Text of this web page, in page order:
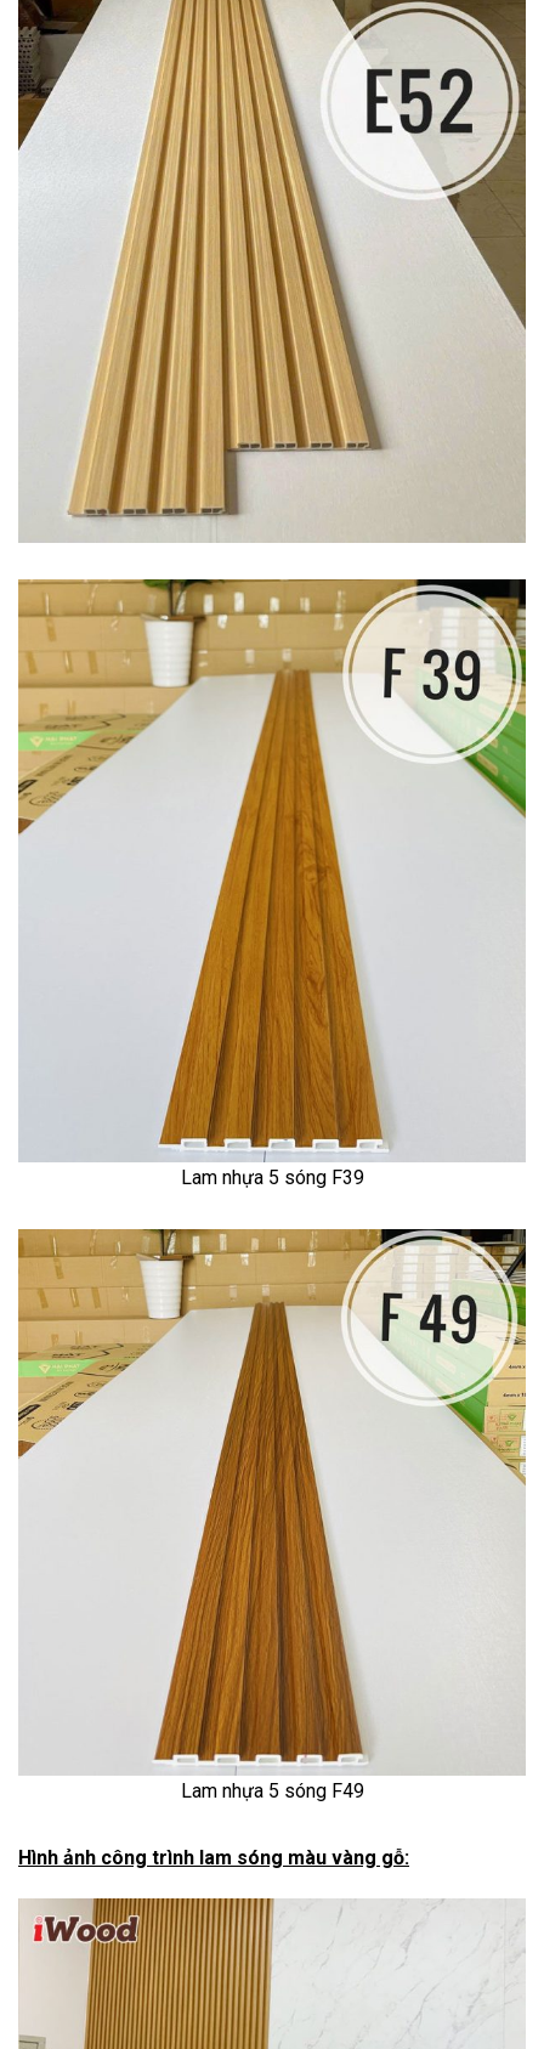
Lam nhựa 5 sóng F39
Lam nhựa 5 sóng F49
Hình ảnh công trình lam sóng màu vàng gỗ: